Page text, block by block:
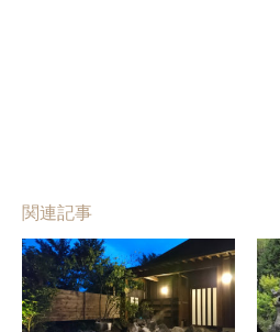
関連記事